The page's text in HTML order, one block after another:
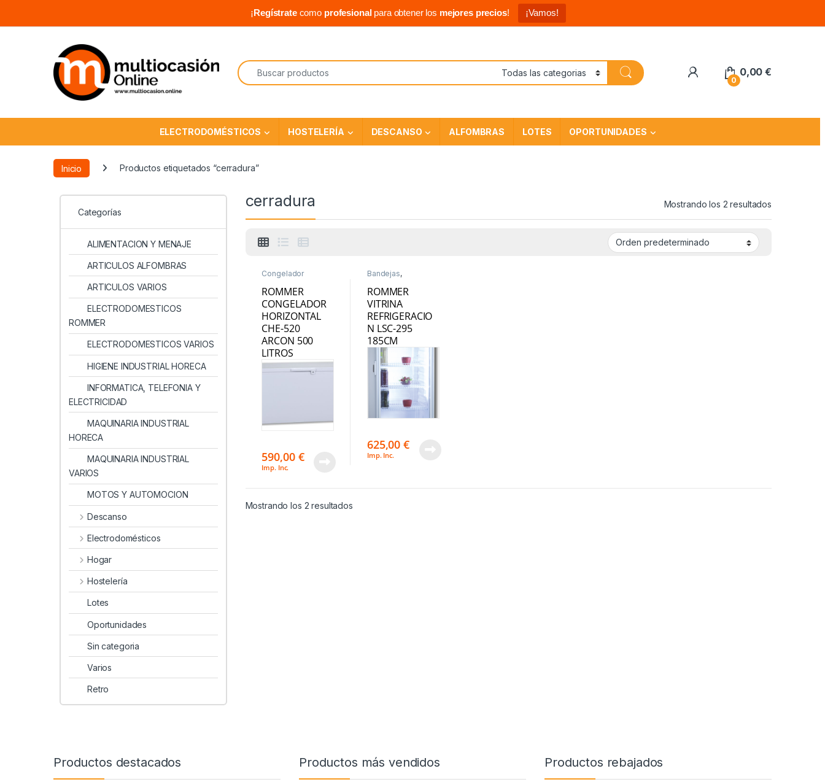
¡Regístratecomo profesionalpara obtener los mejores precios! ¡Vamos!
0
0,00€
ELECTRODOMÉSTICOS HOSTELERÍA DESCANSO ALFOMBRAS LOTES OPORTUNIDADES
Inicio Productos etiquetados “cerradura”
Categorías
ALIMENTACION Y MENAJE
ARTICULOS ALFOMBRAS
ARTICULOS VARIOS
ELECTRODOMESTICOS
ROMMER
ELECTRODOMESTICOS VARIOS
HIGIENE INDUSTRIAL HORECA
INFORMATICA, TELEFONIA Y
ELECTRICIDAD
MAQUINARIA INDUSTRIAL
HORECA
MAQUINARIA INDUSTRIAL
VARIOS
MOTOS Y AUTOMOCION
Descanso
Electrodomésticos
Hogar
Hostelería
Lotes
Oportunidades
Sin categoria
Varios
Retro
cerradura Mostrando los 2 resultados
Congelador
Horizontal
Congeladores
Electrodomésticos
ROMMER
CONGELADOR
HORIZONTAL
CHE-520
ARCON 500
LITROS
590,00 €
Imp. Inc.
Bandejas,
Compresor
Incorporado
Hostelería,Vitrinas
Frío
ROMMER
VITRINA
REFRIGERACIO
N LSC-295
185CM
625,00€
Imp. Inc.
Mostrando los 2 resultados
Productos destacados Productos más vendidos Productos rebajados